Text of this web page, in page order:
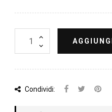
Condividi: